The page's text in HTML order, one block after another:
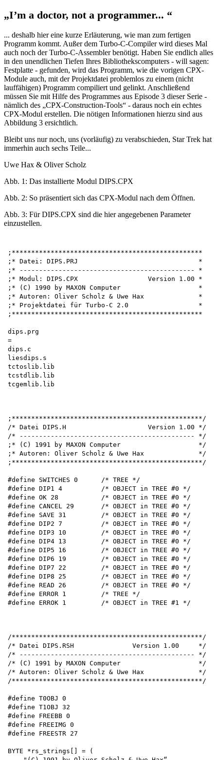
„I’m a doctor, not a programmer... “
... deshalb hier eine kurze Erläuterung, wie man zum fertigen
Programm kommt. Außer dem Turbo-C-Compiler wird dieses Mal
auch noch der Turbo-C-Assembler benötigt. Haben Sie endlich alles
in den unendlichen Tiefen Ihres Bibliothekscomputers - will sagen:
Festplatte - gefunden, wird das Programm, wie die vorigen CPX-
Module auch, mit der Projektdatei problemlos zu einem (nicht
lauffähigen) Programm compiliert und gelinkt. Anschließend
müssen Sie mit Hilfe des Programmes aus Episode 3 dieser Serie -
nämlich des „CPX-Construction-Tools“ - daraus noch ein echtes
CPX-Modul erstellen. Die nötigen Informationen hierzu sind aus
Abbildung 3 ersichtlich.
Bleibt uns nur noch, uns (vorläufig) zu verabschieden, Star Trek hat
immerhin auch sechs Teile...
Uwe Hax & Oliver Scholz
Abb. 1: Das installierte Modul DIPS.CPX
Abb. 2: So präsentiert sich das CPX-Modul nach dem Öffnen.
Abb. 3: Für DIPS.CPX sind die hier angegebenen Parameter
einzustellen.
;*************************************************
;* Datei: DIPS.PRJ                               *
;* --------------------------------------------- *
;* Modul: DIPS.CPX                  Version 1.00 *
;* (C) 1990 by MAXON Computer                    *
;* Autoren: Oliver Scholz & Uwe Hax              *
;* Projektdatei für Turbo-C 2.0                  *
;*************************************************
dips.prg
=
dips.c
liesdips.s
tctoslib.lib
tcstdlib.lib
tcgemlib.lib
;*************************************************/
/* Datei DIPS.H                     Version 1.00 */
/* --------------------------------------------- */
;* (C) 1991 by MAXON Computer                    */
;* Autoren: Oliver Scholz & Uwe Hax              */
;*************************************************/
#define SWITCHES 0      /* TREE */
#define DIP1 4          /* OBJECT in TREE #0 */
#define OK 28           /* OBJECT in TREE #0 */
#define CANCEL 29       /* OBJECT in TREE #0 */
#define SAVE 31         /* OBJECT in TREE #0 */
#define DIP2 7          /* OBJECT in TREE #0 */
#define DIP3 10         /* OBJECT in TREE #0 */
#define DIP4 13         /* OBJECT in TREE #0 */
#define DIP5 16         /* OBJECT in TREE #0 */
#define DIP6 19         /* OBJECT in TREE #0 */
#define DIP7 22         /* OBJECT in TREE #0 */
#define DIP8 25         /* OBJECT in TREE #0 */
#define READ 26         /* OBJECT in TREE #0 */
#define ERROR 1         /* TREE */
#define ERROK 1         /* OBJECT in TREE #1 */
/*************************************************/
/* Datei DIPS.RSH               Version 1.00     */
/* --------------------------------------------- */
/* (C) 1991 by MAXON Computer                    */
/* Autoren: Oliver Scholz & Uwe Hax              */
/*************************************************/
#define T0OBJ 0
#define T1OBJ 32
#define FREEBB 0
#define FREEIMG 0
#define FREESTR 27
BYTE *rs_strings[] = (